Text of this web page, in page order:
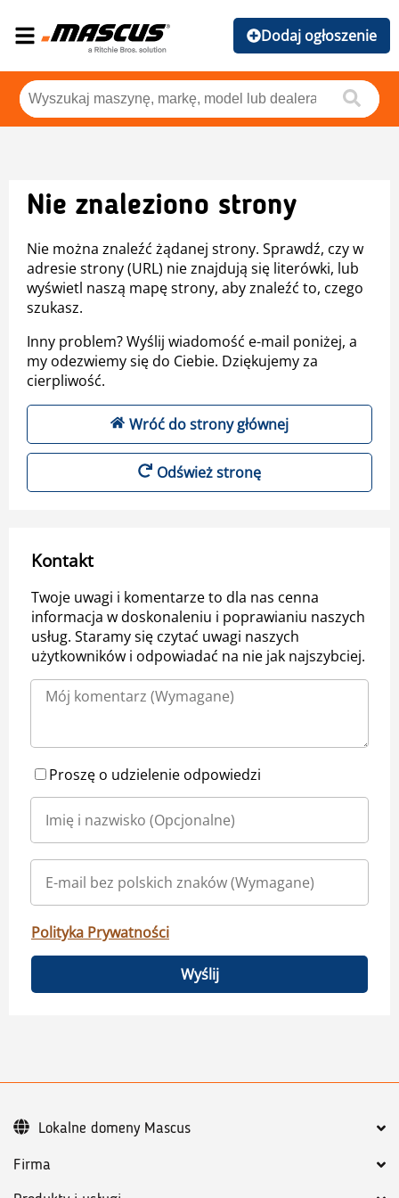
Dodaj ogłoszenie
Nie znaleziono strony
Nie można znaleźć żądanej strony. Sprawdź, czy w
adresie strony (URL) nie znajdują się literówki, lub
wyświetl naszą mapę strony, aby znaleźć to, czego
szukasz.
Inny problem? Wyślij wiadomość e-mail poniżej, a
my odezwiemy się do Ciebie. Dziękujemy za
cierpliwość.
Wróć do strony głównej
Odśwież stronę
Kontakt
Twoje uwagi i komentarze to dla nas cenna
informacja w doskonaleniu i poprawianiu naszych
usług. Staramy się czytać uwagi naszych
użytkowników i odpowiadać na nie jak najszybciej.
Proszę o udzielenie odpowiedzi
Polityka Prywatności
Wyślij
Firma
Lokalne domeny Mascus